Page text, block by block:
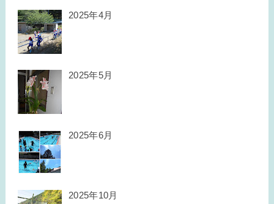
2025年4月
2025年5月
2025年6月
2025年10月